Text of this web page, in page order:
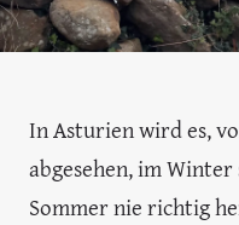
In Asturien wird es,
abgesehen, im
Sommer nie richtig